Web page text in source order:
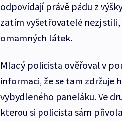
odpovídají právě pádu z
zatím vyšetřovatelé
omamných látek.
Mladý policista ověřoval v
informaci, že se tam zdržuje
vybydleného paneláku. Ve
kterou si policista sám